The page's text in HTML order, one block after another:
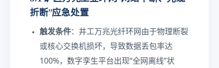
折断”应急处置
触发条件：井工万兆光纤环网由于物理断裂
或核心交换机损坏，导致数据丢包率达
100%，数字孪生平台出现“全网离线”状